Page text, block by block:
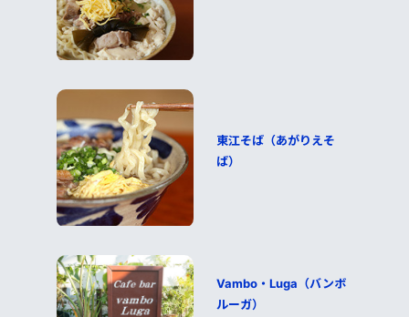
東江そば（あがりえそ
ば）
Vambo・Luga（バンボ
ルーガ）